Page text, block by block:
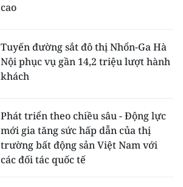
cao
Tuyến đường sắt đô thị Nhổn-Ga Hà
Nội phục vụ gần 14,2 triệu lượt hành
khách
Phát triển theo chiều sâu - Động lực
mới gia tăng sức hấp dẫn của thị
trường bất động sản Việt Nam với
các đối tác quốc tế